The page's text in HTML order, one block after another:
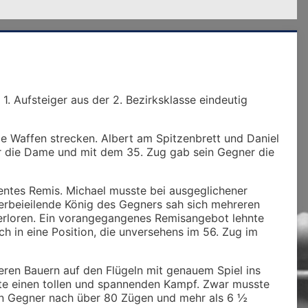
Aufsteiger aus der 2. Bezirksklasse eindeutig
Waffen strecken. Albert am Spitzenbrett und Daniel
Dame und mit dem 35. Zug gab sein Gegner die
Remis. Michael musste bei ausgeglichener
König des Gegners sah sich mehreren
Ein vorangegangenes Remisangebot lehnte
in eine Position, die unversehens im 56. Zug im
Bauern auf den Flügeln mit genauem Spiel ins
einen tollen und spannenden Kampf. Zwar musste
Gegner nach über 80 Zügen und mehr als 6 ½